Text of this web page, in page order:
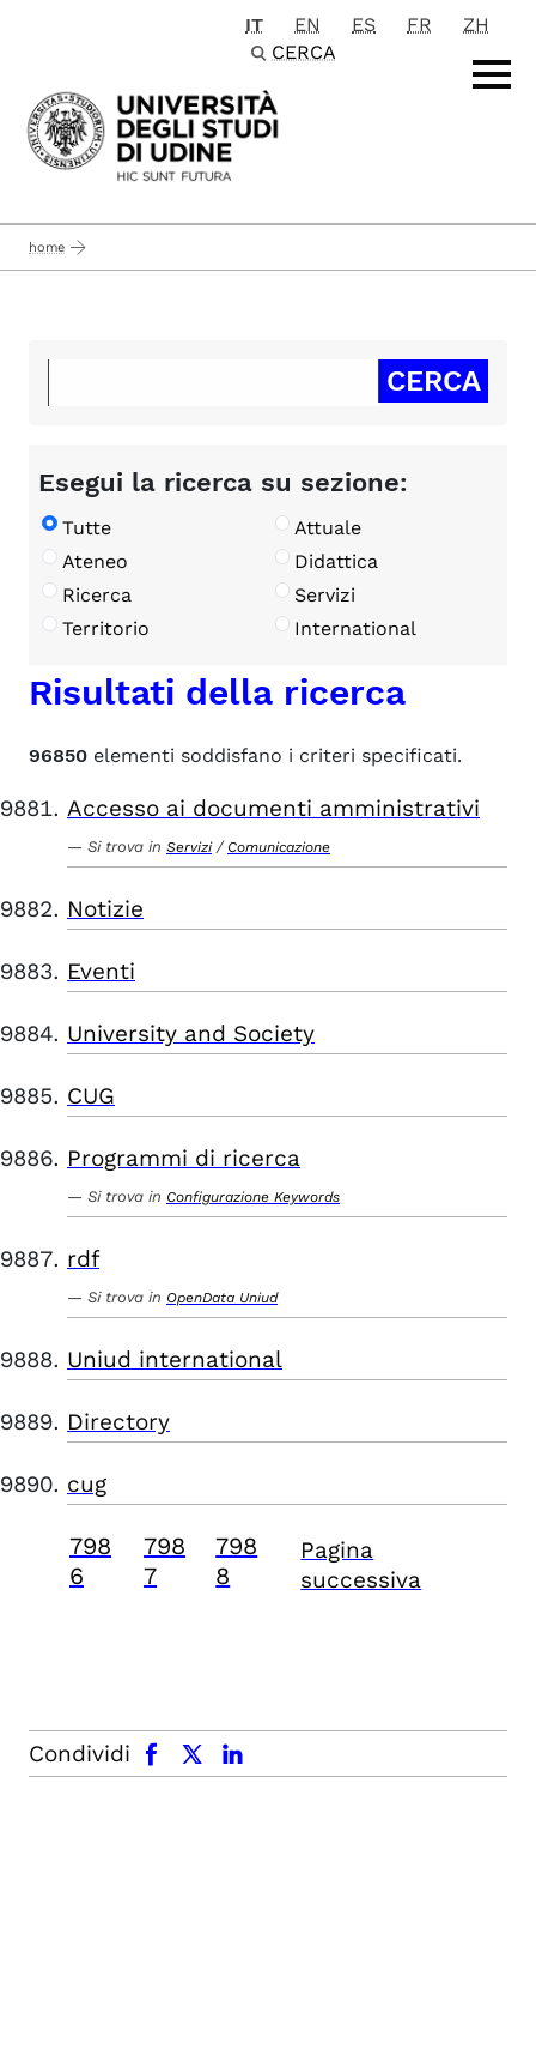
Passa al contenuto principale
IT EN ES FR
ZH
CERCA
home
Esegui la ricerca su sezione:
Tutte
Attuale
Ateneo
Didattica
Ricerca
Servizi
Territorio
International
Risultati della ricerca
96850 elementi soddisfano i criteri specificati.
Accesso ai documenti amministrativi
Si trova in Servizi / Comunicazione
Notizie
Eventi
University and Society
CUG
Programmi di ricerca
Si trova in Configurazione Keywords
rdf
Si trova in OpenData Uniud
Uniud international
Directory
cug
798
6
798
7
798
8
Pagina
successiva
Condividi
facebook x.com linkedin